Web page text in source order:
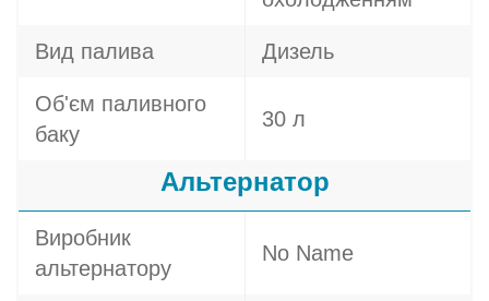
Вид палива Дизель
Об'єм паливного
баку
30 л
Альтернатор
Виробник
альтернатору
No Name